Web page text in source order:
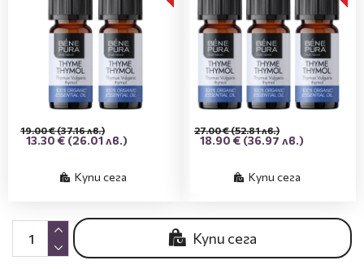
Купи сега
13.30 € (26.01 лв.)
19.00 €(37.16 лв.)
Купи сега
18.90 € (36.97 лв.)
27.00 €(52.81 лв.)
Купи сега